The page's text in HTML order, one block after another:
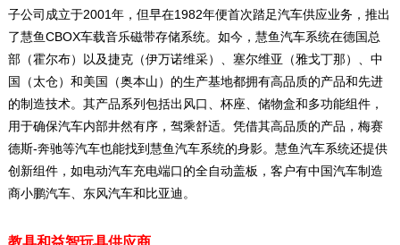
子公司成立于2001年，但早在1982年便首次踏足汽车供应业务，推出
了慧鱼CBOX车载音乐磁带存储系统。如今，慧鱼汽车系统在德国总
部（霍尔布）以及捷克（伊万诺维采）、塞尔维亚（雅戈丁那）、中
国（太仓）和美国（奥本山）的生产基地都拥有高品质的产品和先进
的制造技术。其产品系列包括出风口、杯座、储物盒和多功能组件，
用于确保汽车内部井然有序，驾乘舒适。凭借其高品质的产品，梅赛
德斯-奔驰等汽车也能找到慧鱼汽车系统的身影。慧鱼汽车系统还提供
创新组件，如电动汽车充电端口的全自动盖板，客户有中国汽车制造
商小鹏汽车、东风汽车和比亚迪。
教具和益智玩具供应商